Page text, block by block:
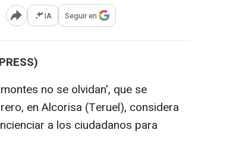
Abrir opciones para compartir
IA Seguir en
no se olvidan', que se
en Alcorisa (Teruel), considera
a los ciudadanos para